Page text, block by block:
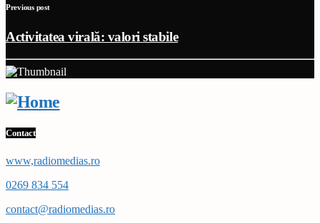
Previous post
Activitatea virală: valori stabile
Contact
www,radiomedias.ro
0269 834 554
contact@radiomedias.ro